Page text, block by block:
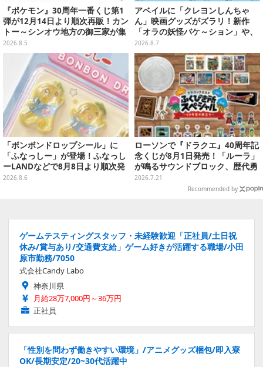
『ポケモン』30周年一番くじ第1
弾が12月14日より順次再販！カン
トー～シンオウ地方の御三家が集
まった時計、ぬいぐるみなど記念
グッズ盛りだくさん
2026.8.5
アベイルに「クレヨンしんちゃ
ん」映画グッズがズラリ！新作
「オラの妖怪バケ～ション」や、
「ヘンダーランド」「暗黒タマタ
マ」などをフィーチャー
2026.8.7
「ボンボンドロップシール」に
「ふなっしー」が登場！ふなっし
ーLANDなどで8月8日より順次発
売
2026.8.6
ローソンで『ドラクエ』40周年記
念くじが8月1日発売！「ルーラ」
が鳴るサウンドブロック、歴代勇
者＆スライムのフィギュアなど、
シリーズを振り返る景品盛りだく
2026.7.21
Recommended by
ゲームテスティングスタッフ・未経験歓迎「正社員/土日祝
休み/賞与あり/交通費支給」ゲーム好きが活躍する職場/小田
原市勤務/7050
式会社Candy Labo
神奈川県
月給28万7,000円～36万円
正社員
「性別を問わず働きやすい環境」/アニメグッズ梱包/即入寮
OK/長期安定/20~30代活躍中